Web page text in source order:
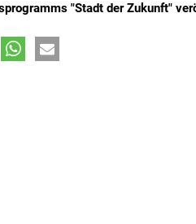
"Stadt der Zukunft"